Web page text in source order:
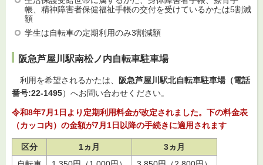
帳、精神障害者保健福祉手帳の交付を受けているかたは5割減
額
学生は自転車の定期利用のみ3割減額
阪急芦屋川駅南松ノ内自転車駐車場
利用を希望されるかたは、
阪急芦屋川駅北自転車駐車場（電話
番号:22-1495）へお問い合わせください。
令和8年7月1日より定期利用料金が改定されました。下の料金表
（カッコ内）の金額が7月1日以降の手続きに適用されます
区分 1ヵ月
3ヵ月